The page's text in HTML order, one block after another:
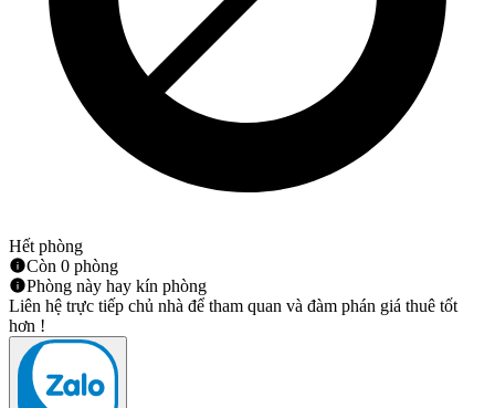
Hết phòng
Còn 0 phòng
Phòng này hay kín phòng
Liên hệ trực tiếp chủ nhà để tham quan và đàm phán giá thuê tốt
hơn !